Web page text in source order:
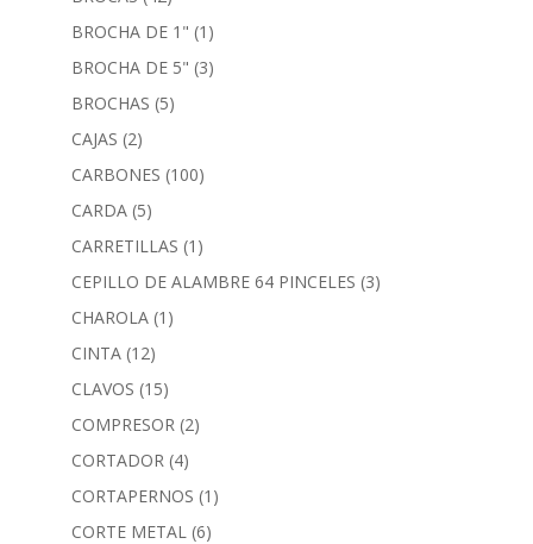
BROCHA DE 1" (1)
BROCHA DE 5" (3)
BROCHAS (5)
CAJAS (2)
CARBONES (100)
CARDA (5)
CARRETILLAS (1)
CEPILLO DE ALAMBRE 64 PINCELES (3)
CHAROLA (1)
CINTA (12)
CLAVOS (15)
COMPRESOR (2)
CORTADOR (4)
CORTAPERNOS (1)
CORTE METAL (6)